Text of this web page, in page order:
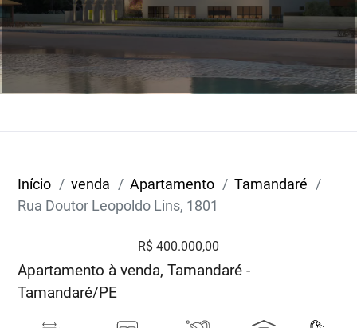
Início venda Apartamento
Tamandaré
Rua Doutor Leopoldo Lins, 1801
R$ 400.000,00
Apartamento à venda, Tamandaré -
Tamandaré/PE